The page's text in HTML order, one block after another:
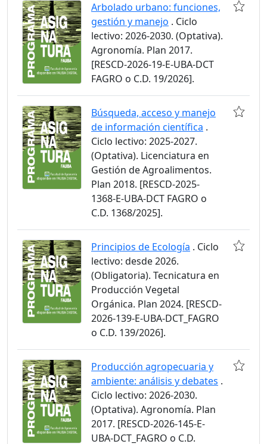
Arbolado urbano: funciones,
gestión y manejo . Ciclo
lectivo: 2026-2030. (Optativa).
Agronomía. Plan 2017.
[RESCD-2026-19-E-UBA-DCT
FAGRO o C.D. 19/2026].
Búsqueda, acceso y manejo
de información científica .
Ciclo lectivo: 2025-2027.
(Optativa). Licenciatura en
Gestión de Agroalimentos.
Plan 2018. [RESCD-2025-
1368-E-UBA-DCT FAGRO o
C.D. 1368/2025].
Principios de Ecología . Ciclo
lectivo: desde 2026.
(Obligatoria). Tecnicatura en
Producción Vegetal
Orgánica. Plan 2024. [RESCD-
2026-139-E-UBA-DCT_FAGRO
o C.D. 139/2026].
Producción agropecuaria y
ambiente: análisis y debates .
Ciclo lectivo: 2026-2030.
(Optativa). Agronomía. Plan
2017. [RESCD-2026-145-E-
UBA-DCT_FAGRO o C.D.